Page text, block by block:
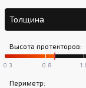
Толщина
Высота протекторов:
Периметр: